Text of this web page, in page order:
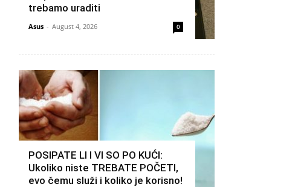
trebamo uraditi
Asus - August 4, 2026 0
POSIPATE LI I VI SO PO KUĆI:
Ukoliko niste TREBATE POČETI,
evo čemu služi i koliko je korisno!